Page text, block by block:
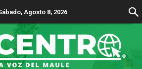
Agosto 8, 2026